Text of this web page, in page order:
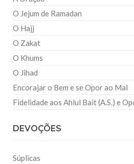
O Jejum de Ramadan
O Hajj
O Zakat
O Khums
O Jihad
Encorajar o Bem e se Opor ao Mal
Fidelidade aos Ahlul Bait (A.S.) e
DEVOÇÕES
Súplicas